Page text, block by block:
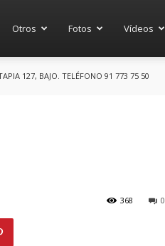
Otros Fotos Vídeos
127, BAJO. TELÉFONO 91 773 75 50
0
368